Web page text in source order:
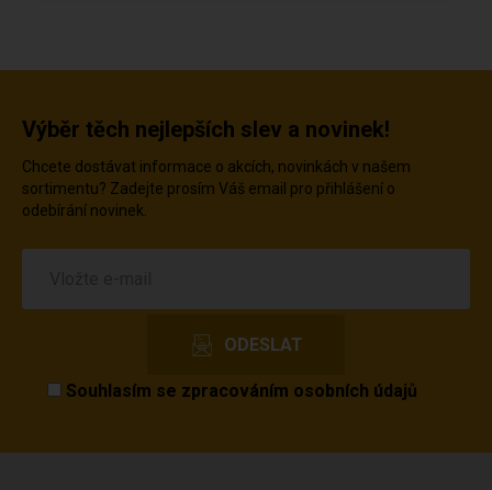
Výběr těch nejlepších slev a novinek!
Chcete dostávat informace o akcích, novinkách v našem
sortimentu? Zadejte prosím Váš email pro přihlášení o
odebírání novinek.
Souhlasím se zpracováním osobních údajů